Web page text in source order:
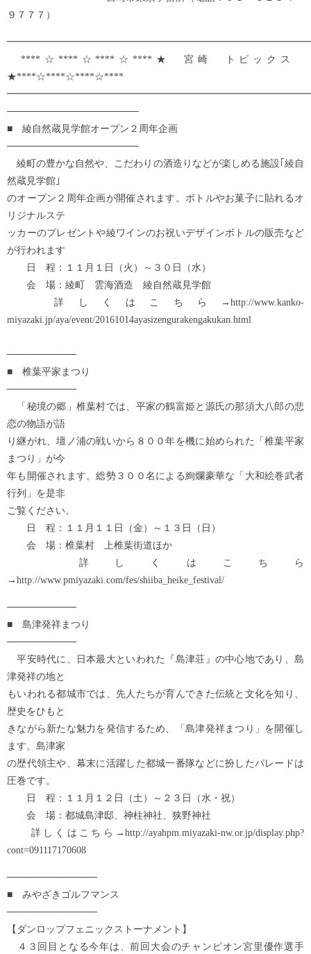
９７７７）
****☆****☆****☆****★ 宮崎 トピックス
★****☆****☆****☆****
───────────────────
■ 綾自然蔵見学館オープン２周年企画
───────────────────
綾町の豊かな自然や、こだわりの酒造りなどが楽しめる施設｢綾自
然蔵見学館｣
のオープン２周年企画が開催されます。ボトルやお菓子に貼れるオ
リジナルステ
ッカーのプレゼントや綾ワインのお祝いデザインボトルの販売など
が行われます
日 程：１１月１日（火）～３０日（水）
会 場：綾町 雲海酒造 綾自然蔵見学館
詳しくはこちら→http://www.kanko-
miyazaki.jp/aya/event/20161014ayasizengurakengakukan.html
──────────
■ 椎葉平家まつり
──────────
「秘境の郷」椎葉村では、平家の鶴富姫と源氏の那須大八郎の悲
恋の物語が語
り継がれ、壇ノ浦の戦いから８００年を機に始められた「椎葉平家
まつり」が今
年も開催されます。総勢３００名による絢爛豪華な「大和絵巻武者
行列」を是非
ご覧ください。
日 程：１１月１１日（金）～１３日（日）
会 場：椎葉村 上椎葉街道ほか
詳しくはこちら
→http://www.pmiyazaki.com/fes/shiiba_heike_festival/
──────────
■ 島津発祥まつり
──────────
平安時代に、日本最大といわれた『島津荘』の中心地であり、島
津発祥の地と
もいわれる都城市では、先人たちが育んできた伝統と文化を知り、
歴史をひもと
きながら新たな魅力を発信するため、「島津発祥まつり」を開催し
ます。島津家
の歴代領主や、幕末に活躍した都城一番隊などに扮したパレードは
圧巻です。
日 程：１１月１２日（土）～２３日（水・祝）
会 場：都城島津邸、神柱神社、狭野神社
詳しくはこちら→http://ayahpm.miyazaki-nw.or.jp/display.php?
cont=091117170608
─────────────
■ みやざきゴルフマンス
─────────────
【ダンロップフェニックストーナメント】
４３回目となる今年は、前回大会のチャンピオン宮里優作選手